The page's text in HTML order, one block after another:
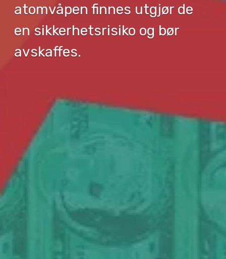
atomvåpen finnes utgjør de
en sikkerhetsrisiko og bør
avskaffes.